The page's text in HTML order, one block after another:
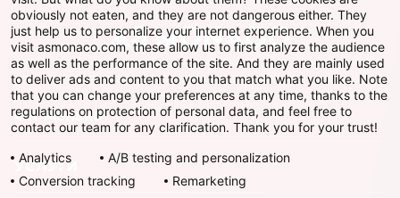
ФК Монако
УСЛУГИ
obviously not eaten, and they are not dangerous either. They
just help us to personalize your internet experience. When you
visit asmonaco.com, these allow us to first analyze the audience
as well as the performance of the site. And they are mainly used
to deliver ads and content to you that match what you like. Note
that you can change your preferences at any time, thanks to the
regulations on protection of personal data, and feel free to
contact our team for any clarification. Thank you for your trust!
Analytics
A/B testing and personalization
Conversion tracking
Remarketing